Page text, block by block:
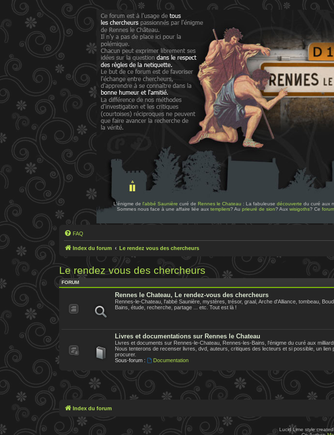
L'énigme de l'abbé Saunière curé de Rennes le Chateau : La fabuleuse découverte du curé aux
Sommes nous face à une affaire liée aux templiers? Au prieuré de sion? Aux wisigoths? Ce
FAQ
Index du forum Le rendez vous des chercheurs
Le rendez vous des chercheurs
FORUM
Rennes le Chateau, Le rendez-vous des chercheurs
Rennes-le-Chateau, l'abbé Saunière, mystères, trésor, graal, Arche d'Alliance, tombeau,
Bains, étude, recherche, partage ... etc. Tout est là !
Livres et documentations sur Rennes le Chateau
Livres et documents sur Rennes-le-Chateau, Rennes-les-Bains, l'énigme du curé aux
Nous tenterons de recenser livres, dvd, auteurs, critiques des lecteurs et si possible, un lien
procurer.
Sous-forum :
Documentation
Index du forum
Lucid Lime style